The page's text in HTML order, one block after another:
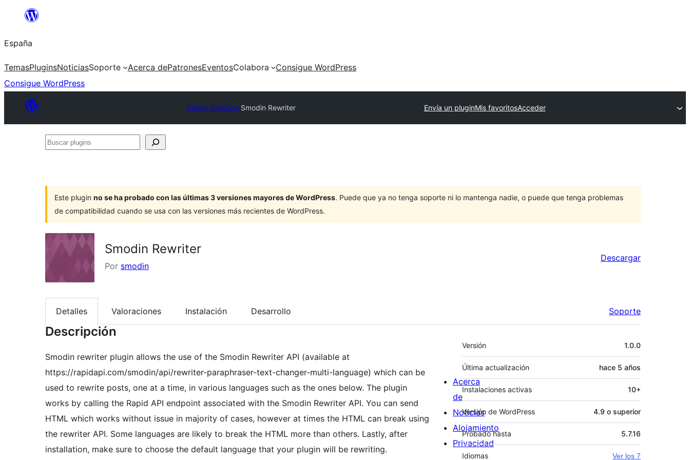
Saltar
contenido
España
TemasPluginsNoticiasSoporte Acerca dePatronesEventosColabora
Consigue WordPress
Consigue WordPress
Plugin DirectorySmodin Rewriter Envía un pluginMis favoritosAcceder
Buscar
Este plugin no se ha probado con las últimas 3 versiones mayores de WordPress. Puede que ya no tenga soporte ni lo mantenga nadie, o puede que tenga problemas
de compatibilidad cuando se usa con las versiones más recientes de WordPress.
Smodin Rewriter
Por smodin
Descargar
Detalles Valoraciones Instalación Desarrollo Soporte
Descripción
Smodin rewriter plugin allows the use of the Smodin Rewriter API (available at
https://rapidapi.com/smodin/api/rewriter-paraphraser-text-changer-multi-language) which can be
used to rewrite posts, one at a time, in various languages such as the ones below. The plugin
works by calling the Rapid API endpoint associated with the Smodin Rewriter API. You can send
HTML which works without issue in majority of cases, however at times the HTML can break using
the rewriter API. Some languages are likely to break the HTML more than others. Lastly, after
installation, make sure to choose the default language that your plugin will be rewriting.
Meta
Versión 1.0.0
Última actualización hace 5 años
Instalaciones activas 10+
Versión de WordPress 4.9 o superior
Probado hasta 5.7.16
Idiomas Ver los 7
Acerca
de
Noticias
Alojamiento
Privacidad